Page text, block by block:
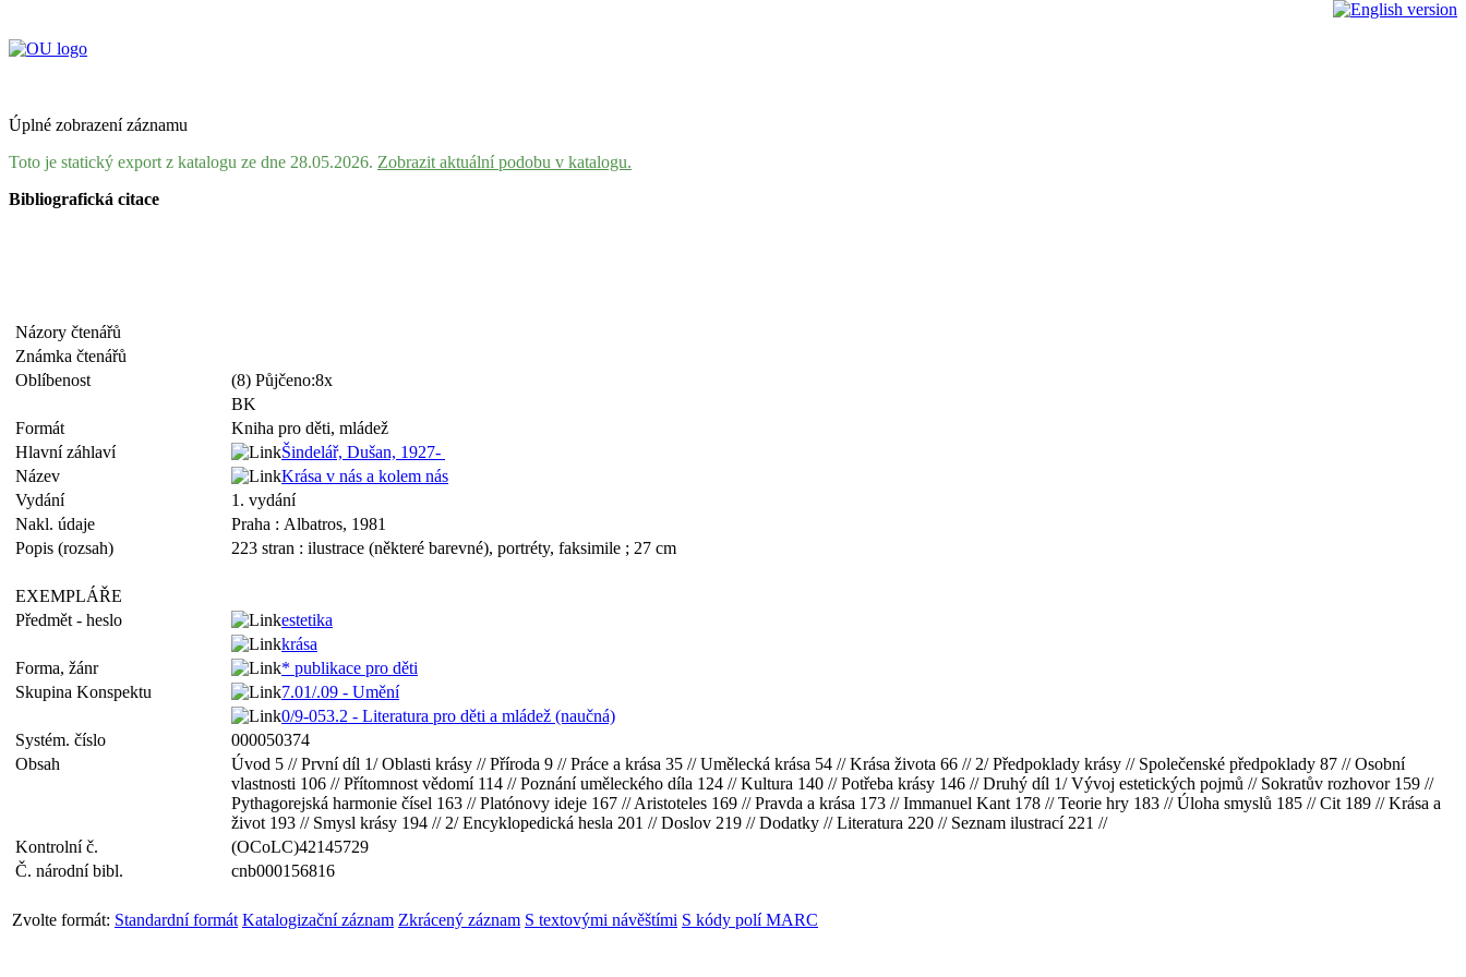
Úplné zobrazení záznamu
Toto je statický export z katalogu ze dne 28.05.2026. Zobrazit aktuální podobu v katalogu.
Bibliografická citace
Názory čtenářů
Známka čtenářů
Oblíbenost
(8) Půjčeno:8x
BK
Formát
Kniha pro děti, mládež
Hlavní záhlaví
Šindelář, Dušan, 1927-
Název
Krása v nás a kolem nás
Vydání
1. vydání
Nakl. údaje
Praha : Albatros, 1981
Popis (rozsah)
223 stran : ilustrace (některé barevné), portréty, faksimile ; 27 cm
EXEMPLÁŘE
Předmět - heslo
estetika
krása
Forma, žánr
* publikace pro děti
Skupina Konspektu
7.01/.09 - Umění
0/9-053.2 - Literatura pro děti a mládež (naučná)
Systém. číslo
000050374
Obsah
Úvod 5 // První díl 1/ Oblasti krásy // Příroda 9 // Práce a krása 35 // Umělecká krása 54 // Krása života 66 // 2/ Předpoklady krásy // Společenské předpoklady 87 // Osobní
vlastnosti 106 // Přítomnost vědomí 114 // Poznání uměleckého díla 124 // Kultura 140 // Potřeba krásy 146 // Druhý díl 1/ Vývoj estetických pojmů // Sokratův rozhovor 159 //
Pythagorejská harmonie čísel 163 // Platónovy ideje 167 // Aristoteles 169 // Pravda a krása 173 // Immanuel Kant 178 // Teorie hry 183 // Úloha smyslů 185 // Cit 189 // Krása a
život 193 // Smysl krásy 194 // 2/ Encyklopedická hesla 201 // Doslov 219 // Dodatky // Literatura 220 // Seznam ilustrací 221 //
Kontrolní č.
(OCoLC)42145729
Č. národní bibl.
cnb000156816
Zvolte formát: Standardní formát Katalogizační záznam Zkrácený záznam S textovými návěštími S kódy polí MARC